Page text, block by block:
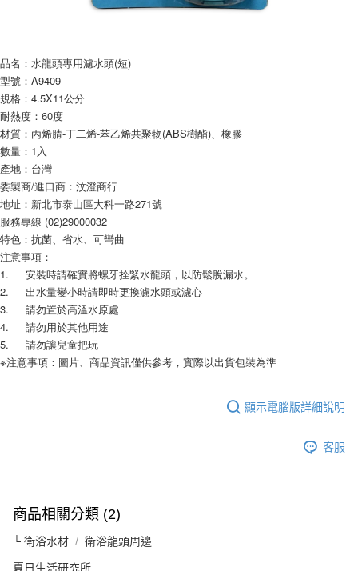
２．關於個人資料處理事宜，請瀏覽以下網址：
任。
４．使用「AFTEE先享後付」時，將依據個別帳號之用戶狀況，依本公司即
時審查核予不同之上限額度；若仍有額度不足之情形，本公司將視審查結果
５．嚴禁一人註冊多個帳號或使用他人資訊註冊。若發現惡意使用之情形，
恩沛科技股份有限公司將有權停止該用戶之使用額度並採取法律行動。
品名：水龍頭專用濾水頭(短)
型號：A9409
規格：4.5X11公分
耐熱度：60度
材質：丙烯腈-丁二烯-苯乙烯共聚物(ABS樹酯)、橡膠
數量：1入
產地：台灣
委製商/進口商：汶澄商行
地址：新北市泰山區大科一路271號
服務專線 (02)29000032
特色：抗菌、省水、可彎曲
注意事項：
1.	安裝時請確實將螺牙拴緊水龍頭，以防鬆脫漏水。
2.	出水量變小時請即時更換濾水頭或濾心
3.	請勿置於高溫水原處
4.	請勿用於其他用途
5.	請勿讓兒童把玩
※注意事項：圖片、商品資訊僅供參考，實際以出貨包裝為準
顯示電腦版詳細說明
客服
商品相關分類 (2)
└ 衛浴水材 衛浴龍頭周邊
夏日生活研究所